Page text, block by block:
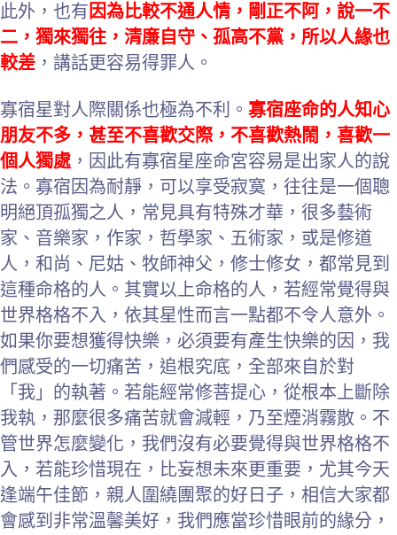
此外，也有因為比較不通人情，剛正不阿，說一不
二，獨來獨往，清廉自守、孤高不黨，所以人緣也
較差 ，講話更容易得罪人。
寡宿星對人際關係也極為不利。 寡宿座命的人知心
朋友不多，甚至不喜歡交際，不喜歡熱鬧，喜歡一
個人獨處 ，因此有寡宿星座命宮容易是出家人的說
法。寡宿因為耐靜，可以享受寂寞，往往是一個聰
明絕頂孤獨之人，常見具有特殊才華，很多藝術
家、音樂家，作家，哲學家、五術家，或是修道
人，和尚、尼姑、牧師神父，修士修女，都常見到
這種命格的人。其實以上命格的人，若經常覺得與
世界格格不入，依其星性而言一點都不令人意外。
如果你要想獲得快樂，必須要有產生快樂的因，我
們感受的一切痛苦，追根究底，全部來自於對
「我」的執著。若能經常修菩提心，從根本上斷除
我執，那麼很多痛苦就會減輕，乃至煙消霧散。不
管世界怎麼變化，我們沒有必要覺得與世界格格不
入，若能珍惜現在，比妄想未來更重要，尤其今天
逢端午佳節，親人圍繞團聚的好日子，相信大家都
會感到非常溫馨美好，我們應當珍惜眼前的緣分，